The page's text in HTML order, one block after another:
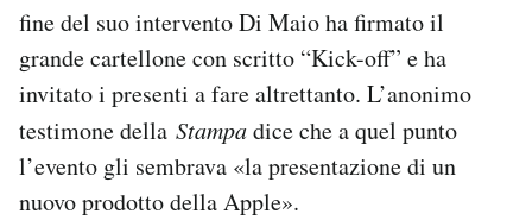
fine del suo intervento Di Maio ha firmato il
grande cartellone con scritto “Kick-off” e ha
invitato i presenti a fare altrettanto. L’anonimo
testimone della Stampadice che a quel punto
l’evento gli sembrava «la presentazione di un
nuovo prodotto della Apple».